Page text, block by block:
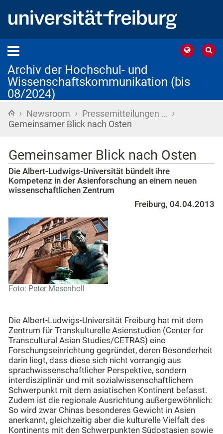
Archiv der Hochschul- und
Wissenschaftskommunikation (bis
08/2024)
Startseite
› Newsroom › Pressemitteilungen … ›
Gemeinsamer Blick nach Osten
Gemeinsamer Blick nach Osten
Die Albert-Ludwigs-Universität bündelt ihre
Kompetenz in der Asienforschung an einem neuen
wissenschaftlichen Zentrum
Freiburg, 04.04.2013
Foto: Peter Mesenholl
Die Albert-Ludwigs-Universität Freiburg hat mit dem
Zentrum für Transkulturelle Asienstudien (Center for
Transcultural Asian Studies/CETRAS) eine
Forschungseinrichtung gegründet, deren Besonderheit
darin liegt, dass diese sich nicht vorrangig aus
sprachwissenschaftlicher Perspektive, sondern
interdisziplinär und mit sozialwissenschaftlichem
Schwerpunkt mit dem asiatischen Kontinent befasst.
Zudem ist die regionale Ausrichtung außergewöhnlich:
So wird zwar Chinas besonderes Gewicht in Asien
anerkannt, gleichzeitig aber die kulturelle Vielfalt des
Kontinents mit den Schwerpunkten Südostasien sowie